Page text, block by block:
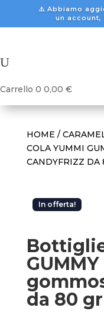
⚠️ Abbiamo
un account,
U
Carrello 0 0,00 €
HOME /
COLA YUMMI
CANDYFRIZZ DA
In offerta!
da 80 gr